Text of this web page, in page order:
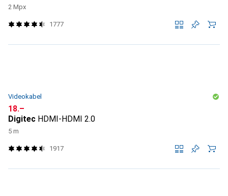
2 Mpx
1777
Videokabel
CHF
18.–
Digitec HDMI-HDMI 2.0
5 m
1917